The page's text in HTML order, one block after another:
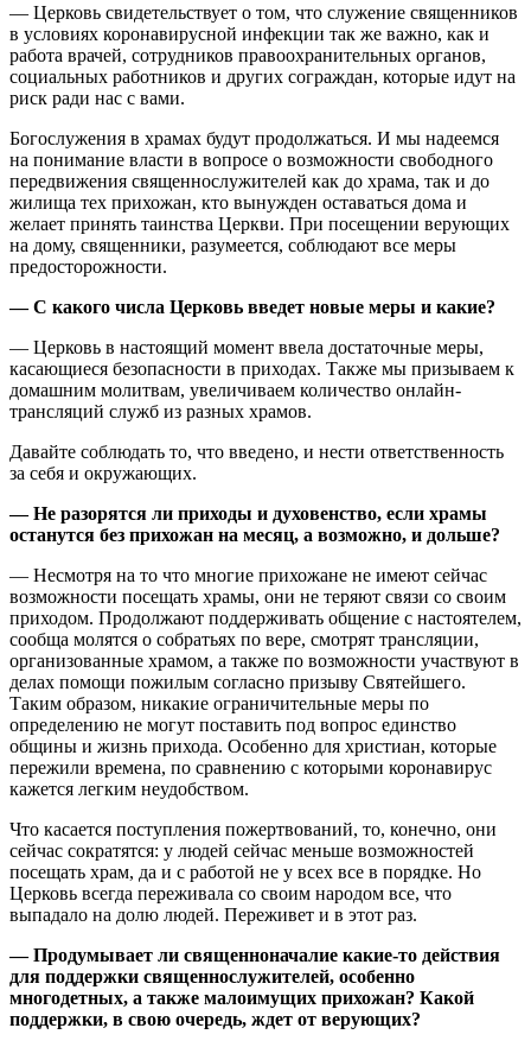
— Церковь свидетельствует о том, что служение священников
в условиях коронавирусной инфекции так же важно, как и
работа врачей, сотрудников правоохранительных органов,
социальных работников и других сограждан, которые идут на
риск ради нас с вами.
Богослужения в храмах будут продолжаться. И мы надеемся
на понимание власти в вопросе о возможности свободного
передвижения священнослужителей как до храма, так и до
жилища тех прихожан, кто вынужден оставаться дома и
желает принять таинства Церкви. При посещении верующих
на дому, священники, разумеется, соблюдают все меры
предосторожности.
— С какого числа Церковь введет новые меры и какие?
— Церковь в настоящий момент ввела достаточные меры,
касающиеся безопасности в приходах. Также мы призываем к
домашним молитвам, увеличиваем количество онлайн-
трансляций служб из разных храмов.
Давайте соблюдать то, что введено, и нести ответственность
за себя и окружающих.
— Не разорятся ли приходы и духовенство, если храмы
останутся без прихожан на месяц, а возможно, и дольше?
— Несмотря на то что многие прихожане не имеют сейчас
возможности посещать храмы, они не теряют связи со своим
приходом. Продолжают поддерживать общение с настоятелем,
сообща молятся о собратьях по вере, смотрят трансляции,
организованные храмом, а также по возможности участвуют в
делах помощи пожилым согласно призыву Святейшего.
Таким образом, никакие ограничительные меры по
определению не могут поставить под вопрос единство
общины и жизнь прихода. Особенно для христиан, которые
пережили времена, по сравнению с которыми коронавирус
кажется легким неудобством.
Что касается поступления пожертвований, то, конечно, они
сейчас сократятся: у людей сейчас меньше возможностей
посещать храм, да и с работой не у всех все в порядке. Но
Церковь всегда переживала со своим народом все, что
выпадало на долю людей. Переживет и в этот раз.
— Продумывает ли священноначалие какие-то действия
для поддержки священнослужителей, особенно
многодетных, а также малоимущих прихожан? Какой
поддержки, в свою очередь, ждет от верующих?